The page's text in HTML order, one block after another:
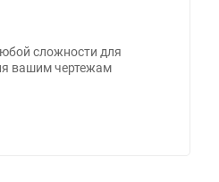
сложности для
вашим чертежам